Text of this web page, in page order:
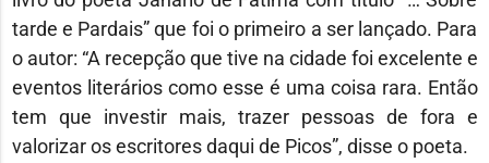
tarde e Pardais” que foi o primeiro a ser lançado. Para
o autor: “A recepção que tive na cidade foi excelente e
eventos literários como esse é uma coisa rara. Então
tem que investir mais, trazer pessoas de fora e
valorizar os escritores daqui de Picos”, disse o poeta.